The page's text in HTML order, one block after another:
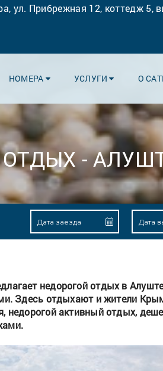
ул. Прибрежная 12, коттедж
НОМЕРА УСЛУГИ О
-
недорогой отдых в
Здесь отдыхают и жители
недорогой активный отдых,